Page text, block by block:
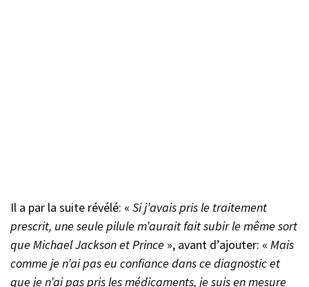
Il a par la suite révélé: « Si j’avais pris le traitement
prescrit, une seule pilule m’aurait fait subir le même sort
que Michael Jackson et Prince », avant d’ajouter: « Mais
comme je n’ai pas eu confiance dans ce diagnostic et
que je n’ai pas pris les médicaments, je suis en mesure